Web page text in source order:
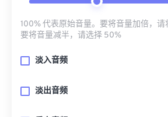
100% 代表原始音量。要将音量加倍，请
要将音量减半，请选择 50%
淡入音频
淡出音频